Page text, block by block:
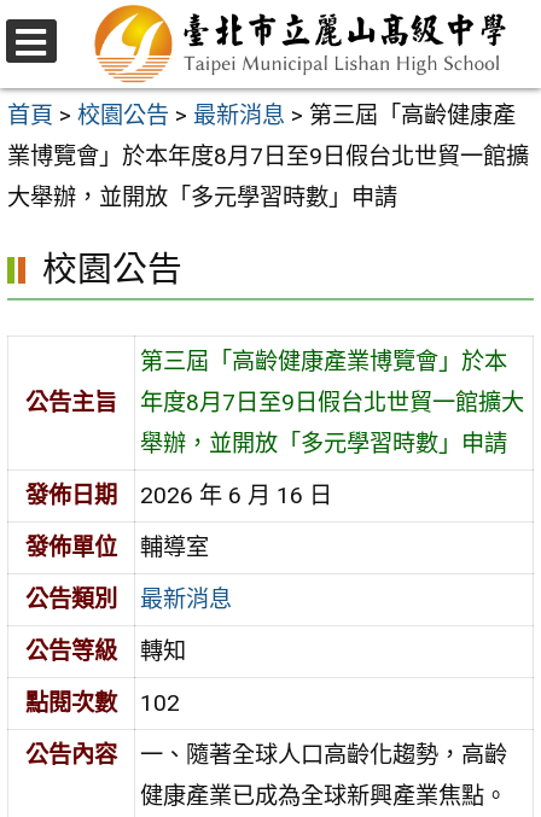
跳
至
主
要
內
區
選
單
首頁 > 校園公告 > 最新消息 > 第三屆「高齡健康產
業博覽會」於本年度8月7日至9日假台北世貿一館擴
大舉辦，並開放「多元學習時數」申請
校園公告
公告主旨
第三屆「高齡健康產業博覽會」於本
年度8月7日至9日假台北世貿一館擴大
舉辦，並開放「多元學習時數」申請
發佈日期
2026 年 6 月 16 日
發佈單位
輔導室
公告類別
最新消息
公告等級
轉知
點閱次數
102
公告內容
一、隨著全球人口高齡化趨勢，高齡
健康產業已成為全球新興產業焦點。